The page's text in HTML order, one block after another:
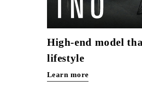
High-end model
lifestyle
Learn more